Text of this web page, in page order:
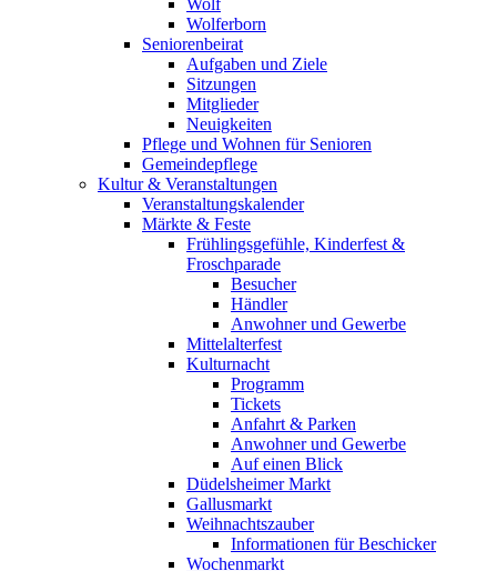
Wolf
Wolferborn
Seniorenbeirat
Aufgaben und Ziele
Sitzungen
Mitglieder
Neuigkeiten
Pflege und Wohnen für Senioren
Gemeindepflege
Kultur & Veranstaltungen
Veranstaltungskalender
Märkte & Feste
Frühlingsgefühle, Kinderfest &
Froschparade
Besucher
Händler
Anwohner und Gewerbe
Mittelalterfest
Kulturnacht
Programm
Tickets
Anfahrt & Parken
Anwohner und Gewerbe
Auf einen Blick
Düdelsheimer Markt
Gallusmarkt
Weihnachtszauber
Informationen für Beschicker
Wochenmarkt